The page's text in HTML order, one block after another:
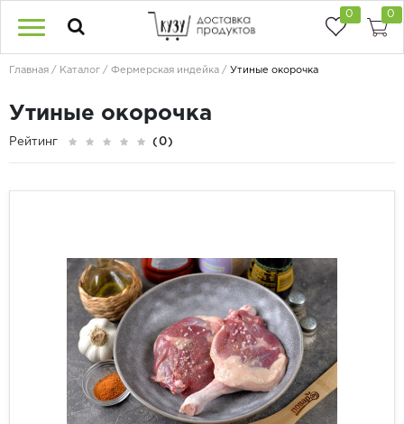
0 0
Главная Каталог Фермерская индейка Утиные окорочка
Утиные окорочка
Рейтинг (0)